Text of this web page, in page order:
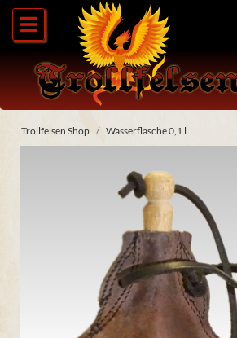
Trollfelsen Shop Wasserflasche 0,1 l